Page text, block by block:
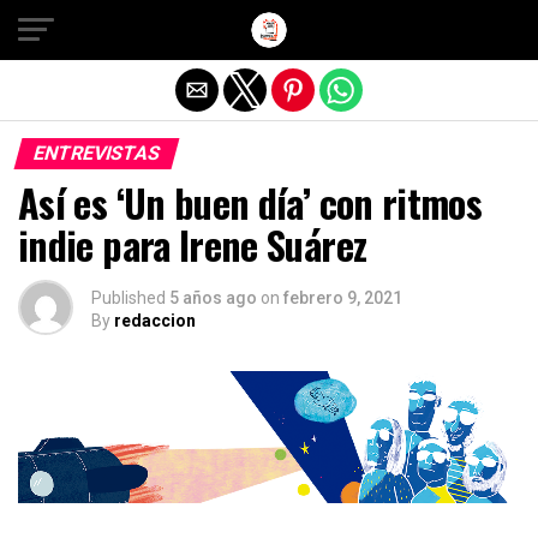
ENTREVISTAS
Así es ‘Un buen día’ con ritmos
indie para Irene Suárez
Published 5 años ago on febrero 9, 2021
By redaccion
Salir de la versión móvil